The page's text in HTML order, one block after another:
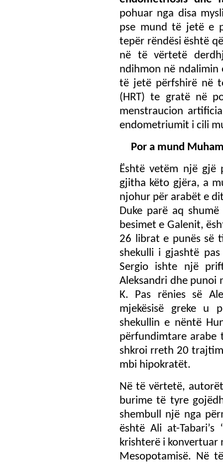
pohuar nga disa
pse mund të jetë e
tepër rëndësi është
në të vërtetë
ndihmon në ndalimin
të jetë përfshirë në
(HRT) te gratë në
menstraucion
endometriumit i cili
Por a mund
Është vetëm një gjë
gjitha këto gjëra, a
njohur për arabët e
Duke parë aq
besimet e Galenit,
26 librat e punës së
shekulli i gjashtë pas
Sergio ishte një
Aleksandri dhe punoi
K. Pas rënies së
mjekësisë greke u
shekullin e nëntë
përfundimtare arabe
shkroi rreth 20
mbi hipokratët.
Në të vërtetë,
burime të tyre
shembull një nga
është Ali at-
krishterë i konvertuar
Mesopotamisë. Në